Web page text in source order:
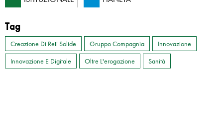
Tag
Creazione Di Reti Solide Gruppo Compagnia
Innovazione
Innovazione E Digitale
Oltre L'erogazione Sanità